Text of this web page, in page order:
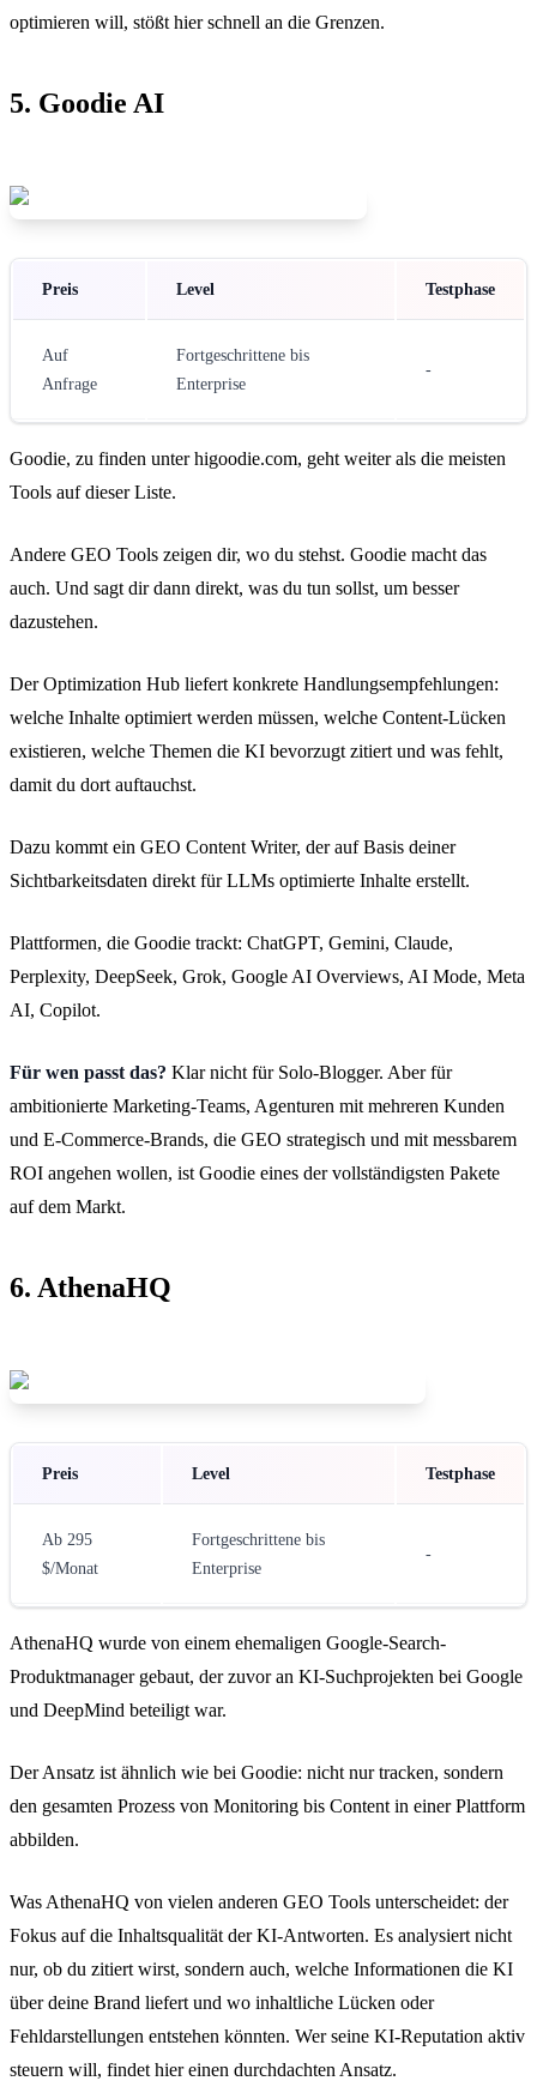
optimieren will, stößt hier schnell an die Grenzen.
5. Goodie AI
Preis Level Testphase
Auf
Anfrage
Fortgeschrittene bis
Enterprise
-
Goodie, zu finden unter higoodie.com, geht weiter als die meisten
Tools auf dieser Liste.
Andere GEO Tools zeigen dir, wo du stehst. Goodie macht das
auch. Und sagt dir dann direkt, was du tun sollst, um besser
dazustehen.
Der Optimization Hub liefert konkrete Handlungsempfehlungen:
welche Inhalte optimiert werden müssen, welche Content-Lücken
existieren, welche Themen die KI bevorzugt zitiert und was fehlt,
damit du dort auftauchst.
Dazu kommt ein GEO Content Writer, der auf Basis deiner
Sichtbarkeitsdaten direkt für LLMs optimierte Inhalte erstellt.
Plattformen, die Goodie trackt: ChatGPT, Gemini, Claude,
Perplexity, DeepSeek, Grok, Google AI Overviews, AI Mode, Meta
AI, Copilot.
Für wen passt das? Klar nicht für Solo-Blogger. Aber für
ambitionierte Marketing-Teams, Agenturen mit mehreren Kunden
und E-Commerce-Brands, die GEO strategisch und mit messbarem
ROI angehen wollen, ist Goodie eines der vollständigsten Pakete
auf dem Markt.
6. AthenaHQ
Preis Level Testphase
Ab 295
$/Monat
Fortgeschrittene bis
Enterprise
-
AthenaHQ wurde von einem ehemaligen Google-Search-
Produktmanager gebaut, der zuvor an KI-Suchprojekten bei Google
und DeepMind beteiligt war.
Der Ansatz ist ähnlich wie bei Goodie: nicht nur tracken, sondern
den gesamten Prozess von Monitoring bis Content in einer Plattform
abbilden.
Was AthenaHQ von vielen anderen GEO Tools unterscheidet: der
Fokus auf die Inhaltsqualität der KI-Antworten. Es analysiert nicht
nur, ob du zitiert wirst, sondern auch, welche Informationen die KI
über deine Brand liefert und wo inhaltliche Lücken oder
Fehldarstellungen entstehen könnten. Wer seine KI-Reputation aktiv
steuern will, findet hier einen durchdachten Ansatz.